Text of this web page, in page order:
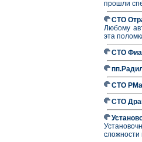
прошли
СТО
Любому
эта
СТО
СТО
СТО
сложности